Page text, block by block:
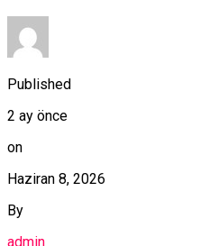
Published
2 ay önce
on
Haziran 8, 2026
By
admin